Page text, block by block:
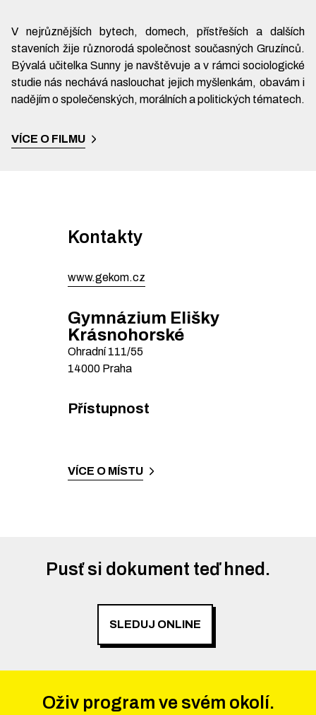
V nejrůznějších bytech, domech, přístřeších a dalších
staveních žije různorodá společnost současných Gruzínců.
Bývalá učitelka Sunny je navštěvuje a v rámci sociologické
studie nás nechává naslouchat jejich myšlenkám, obavám i
nadějím o společenských, morálních a politických tématech.
VÍCE O FILMU
Kontakty
www.gekom.cz
Gymnázium Elišky
Krásnohorské
Ohradní111/55
14000 Praha
Přístupnost
VÍCE O MÍSTU
Pusť si dokument teď hned.
SLEDUJ ONLINE
Oživ program ve svém okolí.